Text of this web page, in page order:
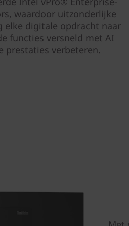
waardoor uitzonderlijke
elke digitale opdracht naar
functies versneld met AI
prestaties verbeteren.